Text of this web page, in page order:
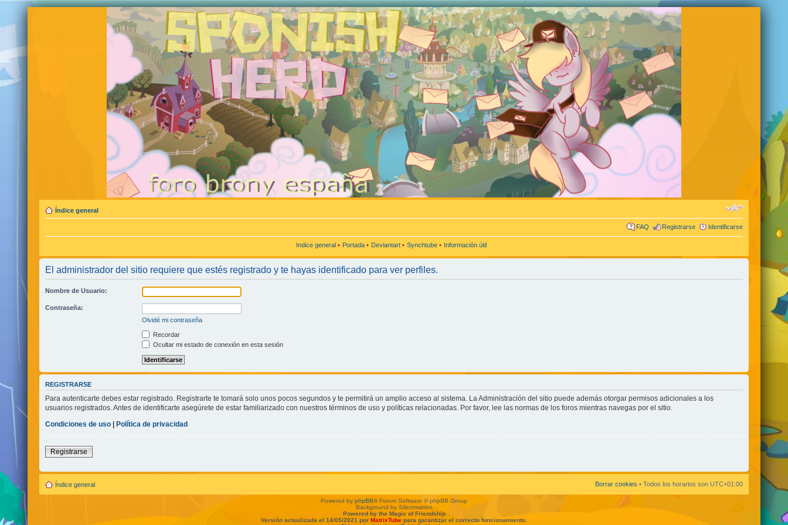
Índice general
FAQ Registrarse Identificarse
Indice general • Portada • Deviantart • Synchtube • Información útil
El administrador del sitio requiere que estés registrado y te hayas identificado para ver perfiles.
Nombre de Usuario:
Contraseña:
Olvidé mi contraseña
Recordar
Ocultar mi estado de conexión en esta sesión
REGISTRARSE
Para autenticarte debes estar registrado. Registrarte te tomará solo unos pocos segundos y te permitirá un amplio acceso al sistema. La Administración del sitio puede además otorgar permisos adicionales a los
usuarios registrados. Antes de identificarte asegúrete de estar familiarizado con nuestros términos de uso y políticas relacionadas. Por favor, lee las normas de los foros mientras navegas por el sitio.
Condiciones de uso |Política de privacidad
Registrarse
Índice general Borrar cookies • Todos los horarios son UTC+01:00
Powered by phpBB® Forum Software © phpBB Group
Background by Silentmatten
Powered by the Magic of Friendship
Versión actualizada el 14/05/2021 por MatrixTube para garantizar el correcto funcionamiento.